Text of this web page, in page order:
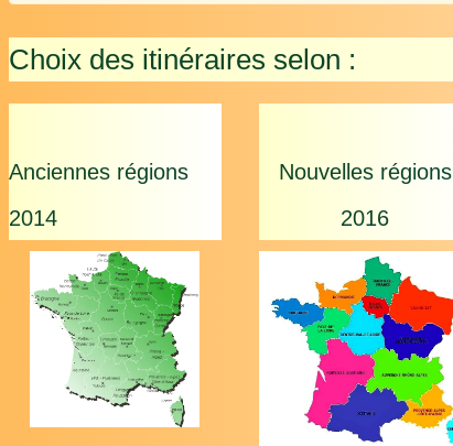
Choix des itinéraires selon :
Anciennes régions
2014
Nouvelles régions
2016